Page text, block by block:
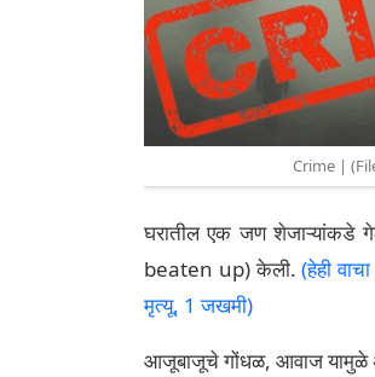
Crime |
घरातील एक जण शेजाऱ्यांकडे
beaten up) केली.(हेही
मृत्यू, 1 जखमी)
आजूबाजूचे गोंधळ, आवाज यामुळे अनेक